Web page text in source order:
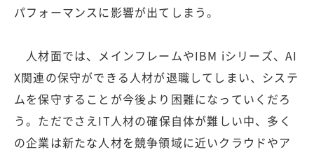
パフォーマンスに影響が出てしまう。
人材面では、メインフレームやIBM iシリーズ、AI
X関連の保守ができる人材が退職してしまい、システ
ムを保守することが今後より困難になっていくだろ
う。ただでさえIT人材の確保自体が難しい中、多く
の企業は新たな人材を競争領域に近いクラウドやア